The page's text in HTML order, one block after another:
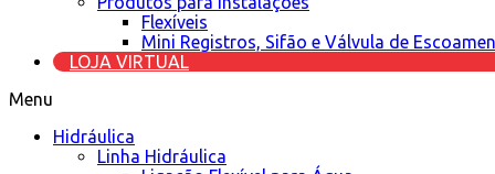
Flexíveis
Mini Registros, Sifão e Válvula de
LOJA VIRTUAL
Menu
Hidráulica
Linha Hidráulica